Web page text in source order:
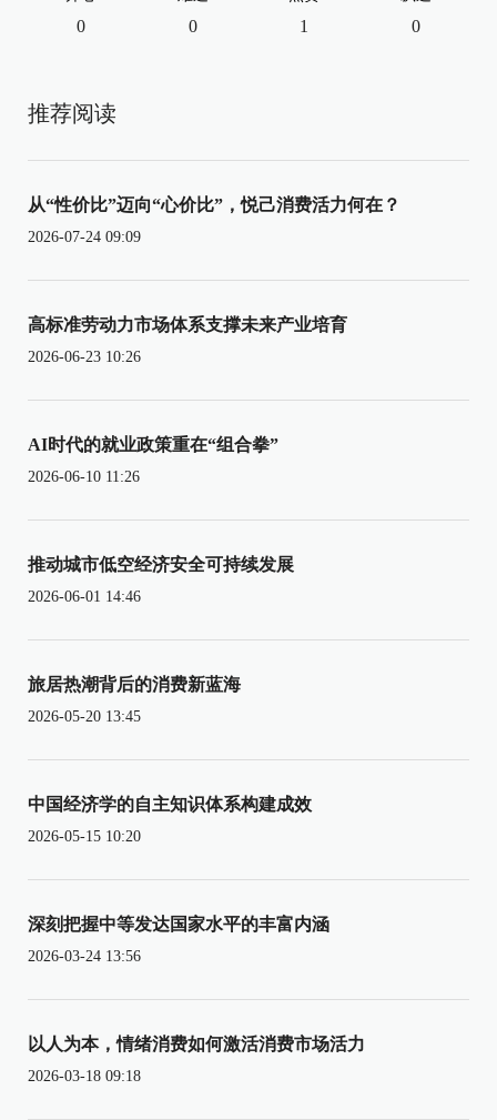
0 0 1 0
推荐阅读
从“性价比”迈向“心价比”，悦己消费活力何在？
2026-07-24 09:09
高标准劳动力市场体系支撑未来产业培育
2026-06-23 10:26
AI时代的就业政策重在“组合拳”
2026-06-10 11:26
推动城市低空经济安全可持续发展
2026-06-01 14:46
旅居热潮背后的消费新蓝海
2026-05-20 13:45
中国经济学的自主知识体系构建成效
2026-05-15 10:20
深刻把握中等发达国家水平的丰富内涵
2026-03-24 13:56
以人为本，情绪消费如何激活消费市场活力
2026-03-18 09:18